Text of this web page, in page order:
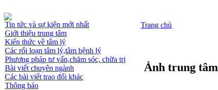
Tin tức và sự kiện mới nhất
Giới thiệu trung tâm
Kiến thức về tâm lý
Các rối loạn tâm lý,tâm bệnh lý
Phương pháp tư vấn,chăm sóc, chữa trị
Bài viết chuyên ngành
Các bài viết trao đổi khác
Thông báo
Trang chủ
Ảnh trung tâm